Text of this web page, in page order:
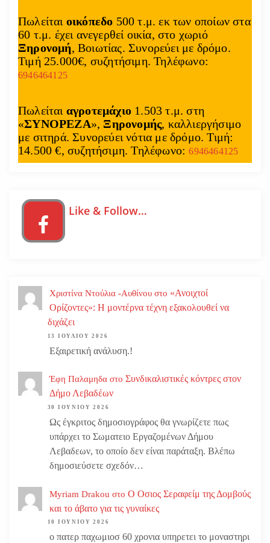
Πωλείται οικόπεδο 500 τ.μ. εκ των οποίων στα
60 τ.μ. έχει ανεγερθεί οικία, στο χωριό
Ξηρονομή, Βοιωτίας. Συνορεύει με δρόμο.
Τιμή 25.000€, συζητήσιμη. Τηλέφωνο:
6946464125
Πωλείται αγροτεμάχιο 1.503 τ.μ. στη
«ΣΥΝΟΡΕΖΑ», Ξηρονομής, καλλιεργήσιμο
με σιτηρά. Συνορεύει νότια με δρόμο. Τιμή:
14.500 €, συζητήσιμη. Τηλέφωνο:6946464125
Like & Follow…
Χριστίνα Ντούλια -Αυθίνου στο «Ανοιχτοί
Ορίζοντες»: Η μοντέρνα τέχνη εξακολουθεί να
διχάζει
13 ΙΟΥΛΊΟΥ 2026
Εξαιρετική ανάλυση.!
Έφη Παλαμηδα στο Συνδικαλιστικές κόντρες στον
Δήμο Λεβαδέων
30 ΙΟΥΝΊΟΥ 2026
Ως έγκριτος δημοσιογράφος θα γνωρίζετε πως
υπάρχει το Σωματειο Εργαζομένων Δήμου
Λεβαδεων, το οποίο δεν είναι παράταξη. Βλέπω
δημοσιεύσετε σχεδόν…
Myriam Drakou στο Ο Οσιος Σεραφείμ της Δομβούς
και το άβατο για τις γυναίκες
10 ΙΟΥΝΊΟΥ 2026
ο πατερ παχωμιοσ 60 χρονια υπηρετει το μοναστηρι